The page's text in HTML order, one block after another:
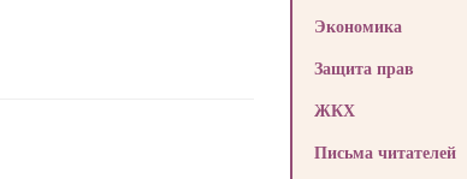
Экономика
Защита прав
ЖКХ
Письма читателей